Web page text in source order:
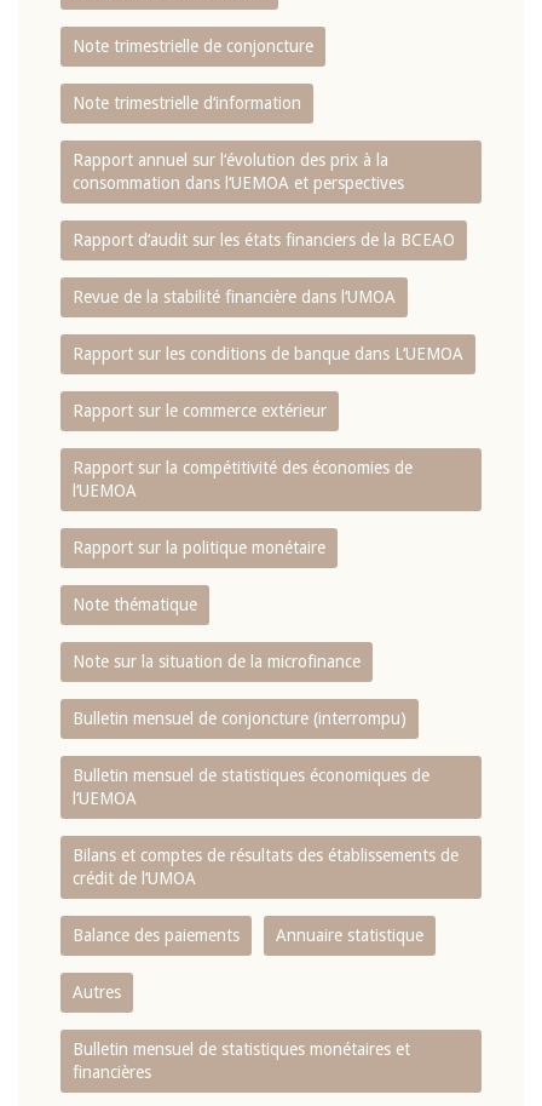
Note trimestrielle de conjoncture
Note trimestrielle d‘information
Rapport annuel sur l‘évolution des prix à la
consommation dans l‘UEMOA et perspectives
Rapport d‘audit sur les états financiers de la BCEAO
Revue de la stabilité financière dans l‘UMOA
Rapport sur les conditions de banque dans L‘UEMOA
Rapport sur le commerce extérieur
Rapport sur la compétitivité des économies de
l‘UEMOA
Rapport sur la politique monétaire
Note thématique
Note sur la situation de la microfinance
Bulletin mensuel de conjoncture (interrompu)
Bulletin mensuel de statistiques économiques de
l‘UEMOA
Bilans et comptes de résultats des établissements de
crédit de l‘UMOA
Balance des paiements Annuaire statistique
Autres
Bulletin mensuel de statistiques monétaires et
financières